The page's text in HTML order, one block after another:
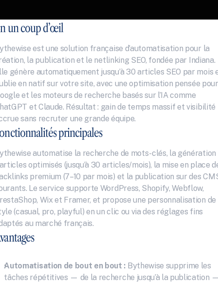
un coup d’œil
est une solution française d’automatisation pour la
la publication et le netlinking SEO, fondée par Indiana.
génère automatiquement jusqu’à 30 articles SEO par mois
en natif sur votre site, avec une optimisation pensée pour
et les moteurs de recherche basés sur l’IA comme
et Claude. Résultat : gain de temps massif et visibilité
sans recruter une grande équipe.
principales
automatise la recherche de mots-clés, la génération
optimisés (jusqu’à 30 articles/mois), la mise en place
premium (7–10 par mois) et la publication sur des
Le service supporte WordPress, Shopify, Webflow,
Wix et Framer, et propose une personnalisation de
(casual, pro, playful) en un clic ou via des réglages fins
au marché français.
Automatisation de bout en bout : Bythewise supprime les
tâches répétitives — de la recherche jusqu’à la publication